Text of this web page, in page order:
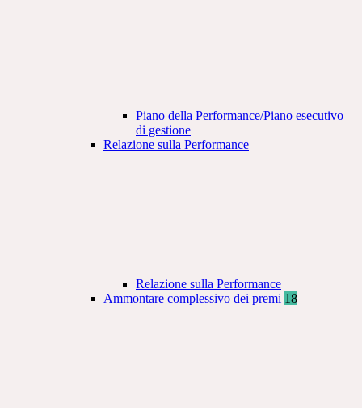
Piano della Performance/Piano esecutivo
di gestione
Relazione sulla Performance
Relazione sulla Performance
Ammontare complessivo dei premi 18